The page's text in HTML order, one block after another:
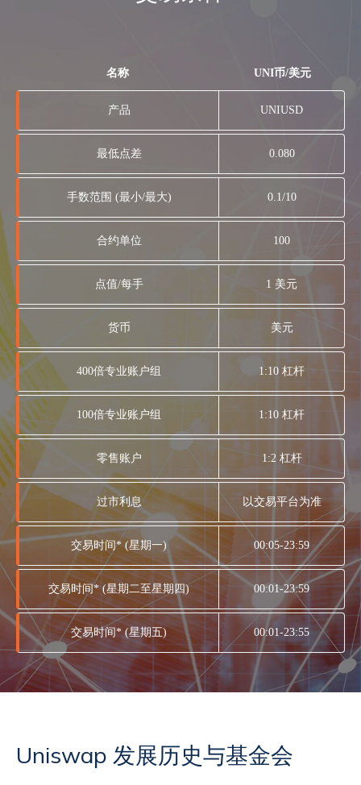
名称 UNI币/美元
产品 UNIUSD
最低点差 0.080
手数范围 (最小/最大) 0.1/10
合约单位 100
点值/每手 1 美元
货币 美元
400倍专业账户组 1:10 杠杆
100倍专业账户组 1:10 杠杆
零售账户 1:2 杠杆
过市利息 以交易平台为准
交易时间* (星期一) 00:05-23:59
交易时间* (星期二至星期四) 00:01-23:59
交易时间* (星期五) 00:01-23:55
Uniswap 发展历史与基金会